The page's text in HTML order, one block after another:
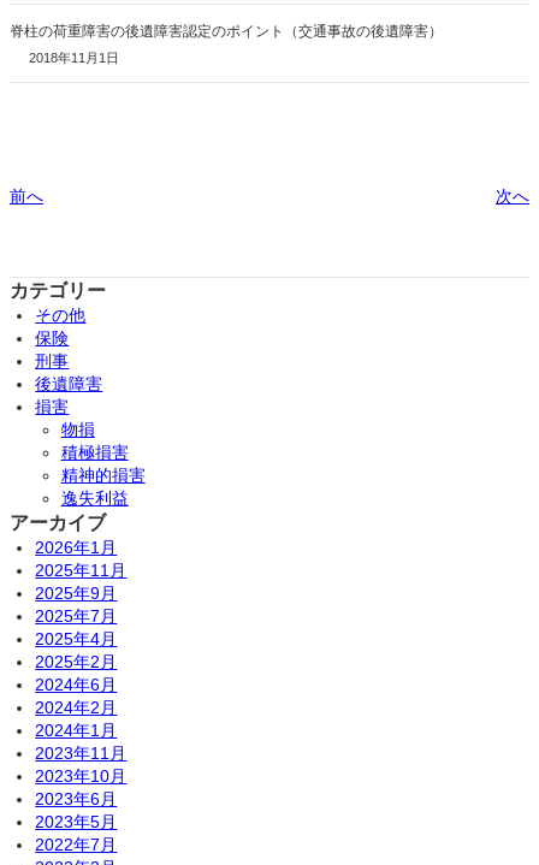
脊柱の荷重障害の後遺障害認定のポイント（交通事故の後遺障害）
2018年11月1日
前へ 次へ
カテゴリー
その他
保険
刑事
後遺障害
損害
物損
積極損害
精神的損害
逸失利益
アーカイブ
2026年1月
2025年11月
2025年9月
2025年7月
2025年4月
2025年2月
2024年6月
2024年2月
2024年1月
2023年11月
2023年10月
2023年6月
2023年5月
2022年7月